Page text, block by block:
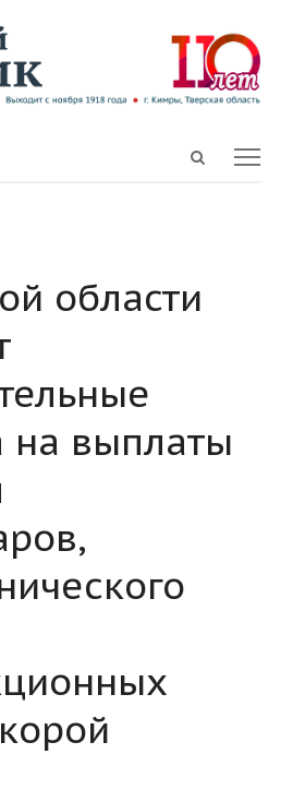
Open
области
на выплаты